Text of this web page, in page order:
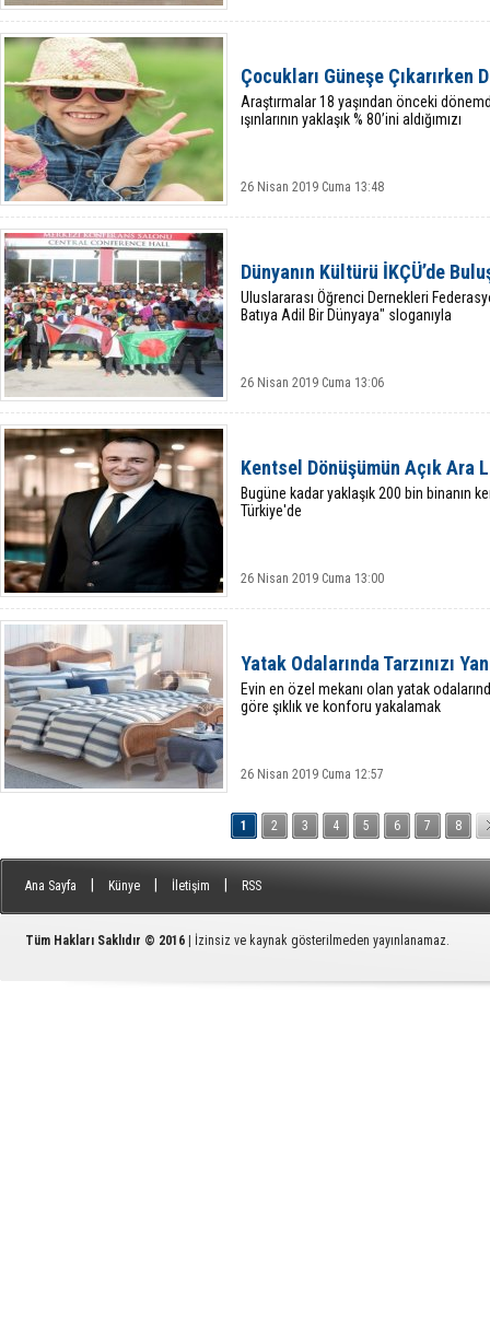
Çocukları Güneşe Çıkarırken
Araştırmalar 18 yaşından önceki
ışınlarının yaklaşık % 80’ini aldığımızı
26 Nisan 2019 Cuma 13:48
Dünyanın Kültürü İKÇÜ’de
Uluslararası Öğrenci Dernekleri
Batıya Adil Bir Dünyaya" sloganıyla
26 Nisan 2019 Cuma 13:06
Kentsel Dönüşümün Açık Ara
Bugüne kadar yaklaşık 200 bin binanın
Türkiye'de
26 Nisan 2019 Cuma 13:00
Yatak Odalarında Tarzınızı
Evin en özel mekanı olan yatak
göre şıklık ve konforu yakalamak
26 Nisan 2019 Cuma 12:57
1 2 3 4 5 6 7 8
Ana Sayfa Künye İletişim RSS
Tüm Hakları Saklıdır © 2016 | İzinsiz ve kaynak gösterilmeden yayınlanamaz.